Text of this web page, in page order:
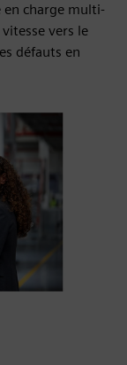
en charge multi-
vers le
défauts en